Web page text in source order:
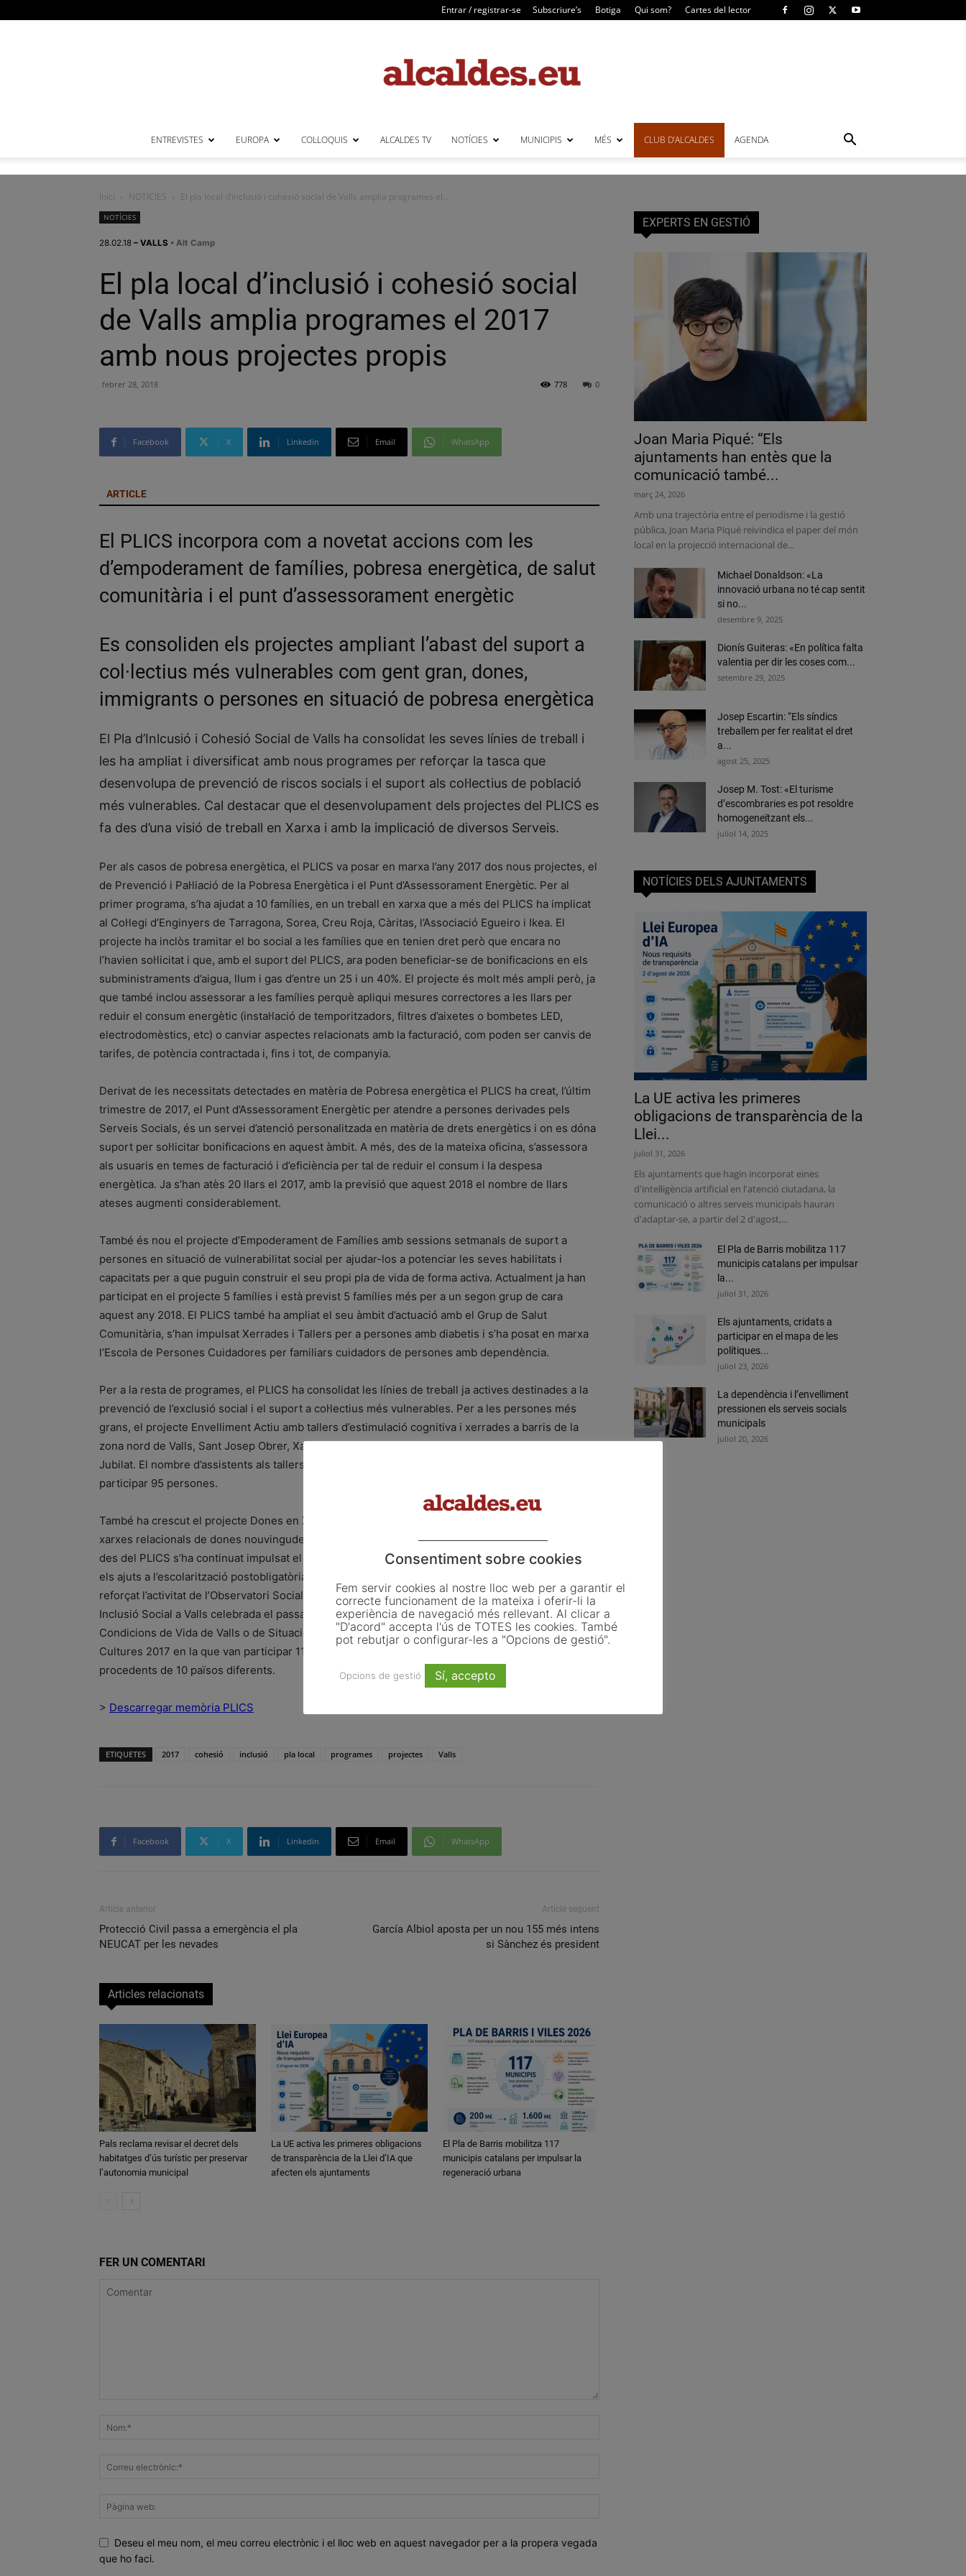
Entrar / registrar-se Subscriure’s Botiga Qui som? Cartes del lector
ENTREVISTES EUROPA COL·LOQUIS ALCALDES TV NOTÍCIES MUNICIPIS MÉS CLUB D’ALCALDES AGENDA
Inici NOTÍCIES El pla local d’inclusió i cohesió social de Valls amplia programes el...
NOTÍCIES
28.02.18 – VALLS • Alt Camp
El pla local d’inclusió i cohesió social
de Valls amplia programes el 2017
amb nous projectes propis
febrer 28, 2018 0
778
Facebook X Linkedin Email WhatsApp
ARTICLE
El PLICS incorpora com a novetat accions com les
d’empoderament de famílies, pobresa energètica, de salut
comunitària i el punt d’assessorament energètic
Es consoliden els projectes ampliant l’abast del suport a
col·lectius més vulnerables com gent gran, dones,
immigrants o persones en situació de pobresa energètica
El Pla d’Inlcusió i Cohesió Social de Valls ha consolidat les seves línies de treball i
les ha ampliat i diversificat amb nous programes per reforçar la tasca que
desenvolupa de prevenció de riscos socials i el suport als col·lectius de població
més vulnerables. Cal destacar que el desenvolupament dels projectes del PLICS es
fa des d’una visió de treball en Xarxa i amb la implicació de diversos Serveis.
Per als casos de pobresa energètica, el PLICS va posar en marxa l’any 2017 dos nous projectes, el
de Prevenció i Pal·liació de la Pobresa Energètica i el Punt d’Assessorament Energètic. Per al
primer programa, s’ha ajudat a 10 famílies, en un treball en xarxa que a més del PLICS ha implicat
al Col·legi d’Enginyers de Tarragona, Sorea, Creu Roja, Càritas, l’Associació Egueiro i Ikea. El
projecte ha inclòs tramitar el bo social a les famílies que en tenien dret però que encara no
l’havien sol·licitat i que, amb el suport del PLICS, ara poden beneficiar-se de bonificacions en els
subministraments d’aigua, llum i gas d’entre un 25 i un 40%. El projecte és molt més ampli però, ja
que també inclou assessorar a les famílies perquè apliqui mesures correctores a les llars per
reduir el consum energètic (instal·lació de temporitzadors, filtres d’aixetes o bombetes LED,
electrodomèstics, etc) o canviar aspectes relacionats amb la facturació, com poden ser canvis de
tarifes, de potència contractada i, fins i tot, de companyia.
Derivat de les necessitats detectades en matèria de Pobresa energètica el PLICS ha creat, l’últim
trimestre de 2017, el Punt d’Assessorament Energètic per atendre a persones derivades pels
Serveis Socials, és un servei d’atenció personalitzada en matèria de drets energètics i on es dóna
suport per sol·licitar bonificacions en aquest àmbit. A més, des de la mateixa oficina, s’assessora
als usuaris en temes de facturació i d’eficiència per tal de reduir el consum i la despesa
energètica. Ja s’han atès 20 llars el 2017, amb la previsió que aquest 2018 el nombre de llars
ateses augmenti considerablement.
També és nou el projecte d’Empoderament de Famílies amb sessions setmanals de suport a
persones en situació de vulnerabilitat social per ajudar-los a potenciar les seves habilitats i
capacitats per a que puguin construir el seu propi pla de vida de forma activa. Actualment ja han
participat en el projecte 5 famílies i està previst 5 famílies més per a un segon grup de cara
aquest any 2018. El PLICS també ha ampliat el seu àmbit d’actuació amb el Grup de Salut
Comunitària, s’han impulsat Xerrades i Tallers per a persones amb diabetis i s’ha posat en marxa
l’Escola de Persones Cuidadores per familiars cuidadors de persones amb dependència.
Per a la resta de programes, el PLICS ha consolidat les línies de treball ja actives destinades a la
prevenció de l’exclusió social i el suport a col·lectius més vulnerables. Per a les persones més
grans, el projecte Envelliment Actiu amb tallers d’estimulació cognitiva i xerrades a barris de la
zona nord de Valls, Sant Josep Obrer, Xamora, Pisos de Clols i Colla Vella o a la mateixa Llar del
Jubilat. El nombre d’assistents als tallers ha mantingut la tendència a l’alça i l’any 2017 hi van
participar 95 persones.
També ha crescut el projecte Dones en Xarxa que, amb 39 dones participants, vol potenciar les
xarxes relacionals de dones nouvingudes i promoure la seva participació a la comunitat. A més,
des del PLICS s’ha continuat impulsat el projecte d’Integració al Medi Social, s’ha continuat amb
els ajuts a l’escolarització postobligatòria, s’han concedit subvencions a entitats socials i s’ha
reforçat l’activitat de l’Observatori Social, primer amb la Jornada de Bones Pràctiques per a la
Inclusió Social a Valls celebrada el passat mes d’octubre o amb els informes com l’Enquesta de
Condicions de Vida de Valls o de Situació Social de Valls. A destacar, un any més, la Mostra de
Cultures 2017 en la que van participar 11 entitats representants de col·lectius de vallencs
procedents de 10 països diferents.
> Descarregar memòria PLICS
ETIQUETES 2017 cohesió inclusió pla local programes projectes Valls
Facebook X Linkedin Email WhatsApp
Article anterior
Protecció Civil passa a emergència el pla
NEUCAT per les nevades
Article següent
García Albiol aposta per un nou 155 més intens
si Sànchez és president
Articles relacionats
Pals reclama revisar el decret dels
habitatges d’ús turístic per preservar
l’autonomia municipal
La UE activa les primeres obligacions
de transparència de la Llei d’IA que
afecten els ajuntaments
El Pla de Barris mobilitza 117
municipis catalans per impulsar la
regeneració urbana
FER UN COMENTARI
Deseu el meu nom, el meu correu electrònic i el lloc web en aquest navegador per a la propera vegada
que ho faci.
EXPERTS EN GESTIÓ
Joan Maria Piqué: “Els
ajuntaments han entès que la
comunicació també...
març 24, 2026
Amb una trajectòria entre el periodisme i la gestió
pública, Joan Maria Piqué reivindica el paper del món
local en la projecció internacional de...
Michael Donaldson: «La
innovació urbana no té cap sentit
si no...
desembre 9, 2025
Dionís Guiteras: «En política falta
valentia per dir les coses com...
setembre 29, 2025
Josep Escartin: “Els síndics
treballem per fer realitat el dret
a...
agost 25, 2025
Josep M. Tost: «El turisme
d’escombraries es pot resoldre
homogeneïtzant els...
juliol 14, 2025
NOTÍCIES DELS AJUNTAMENTS
La UE activa les primeres
obligacions de transparència de la
Llei...
juliol 31, 2026
Els ajuntaments que hagin incorporat eines
d'intel·ligència artificial en l'atenció ciutadana, la
comunicació o altres serveis municipals hauran
d'adaptar-se, a partir del 2 d'agost,...
El Pla de Barris mobilitza 117
municipis catalans per impulsar
la...
juliol 31, 2026
Els ajuntaments, cridats a
participar en el mapa de les
polítiques...
juliol 23, 2026
La dependència i l’envelliment
pressionen els serveis socials
municipals
juliol 20, 2026
Consentiment sobre cookies
Fem servir cookies al nostre lloc web per a garantir el
correcte funcionament de la mateixa i oferir-li la
experiència de navegació més rellevant. Al clicar a
"D'acord" accepta l'ús de TOTES les cookies. També
pot rebutjar o configurar-les a "Opcions de gestió".
Opcions de gestió Sí, accepto